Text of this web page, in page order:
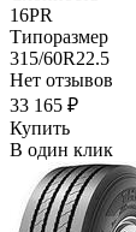
16PR
Типоразмер
315/60R22.5
Нет отзывов
33 165 ₽
Купить
В один клик